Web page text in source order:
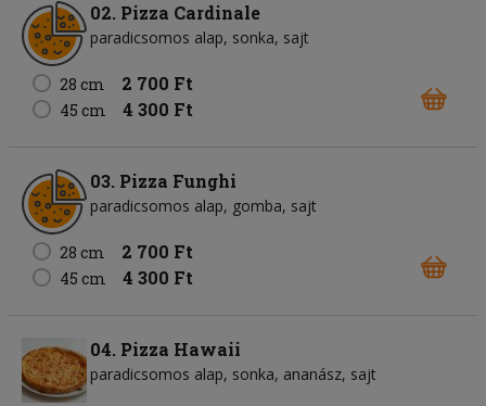
02. Pizza Cardinale
paradicsomos alap sonka sajt
28 cm 2 700 Ft
45 cm 4 300 Ft
03. Pizza Funghi
paradicsomos alap gomba sajt
28 cm 2 700 Ft
45 cm 4 300 Ft
04. Pizza Hawaii
paradicsomos alap sonka ananász sajt